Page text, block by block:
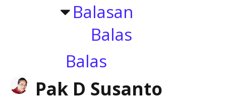
Balasan
Balas
Balas
Pak D Susanto